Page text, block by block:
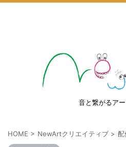
音と繋がるアー
HOME > NewArtクリエイティブ > 配